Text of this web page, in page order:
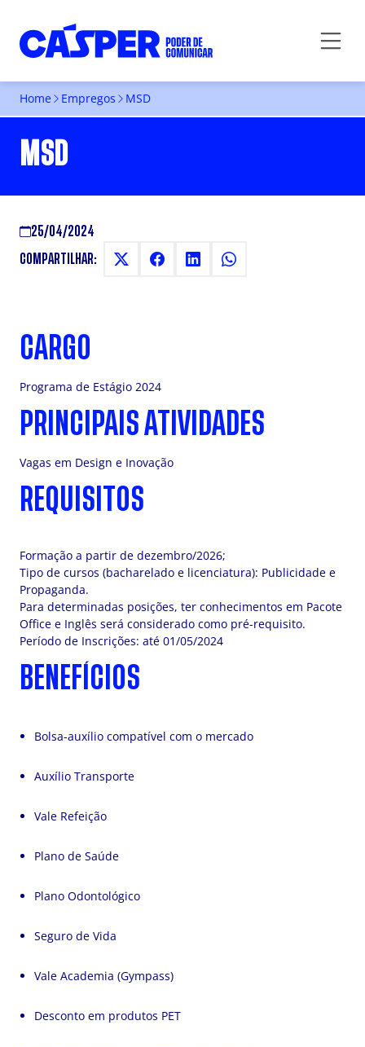
Home Empregos MSD
MSD
25/04/2024
COMPARTILHAR:
CARGO
Programa de Estágio 2024
PRINCIPAIS ATIVIDADES
Vagas em Design e Inovação
REQUISITOS
Formação a partir de dezembro/2026;
Tipo de cursos (bacharelado e licenciatura): Publicidade e
Propaganda.
Para determinadas posições, ter conhecimentos em Pacote
Office e Inglês será considerado como pré-requisito.
Período de Inscrições: até 01/05/2024
BENEFÍCIOS
Bolsa-auxílio compatível com o mercado
Auxílio Transporte
Vale Refeição
Plano de Saúde
Plano Odontológico
Seguro de Vida
Vale Academia (Gympass)
Desconto em produtos PET